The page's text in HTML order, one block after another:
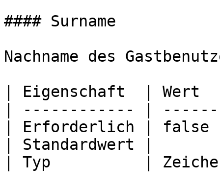
#### Surname
Nachname des
| Eigenschaft  |
| ------------ |
| Erforderlich |
| Standardwert |
| Typ          |